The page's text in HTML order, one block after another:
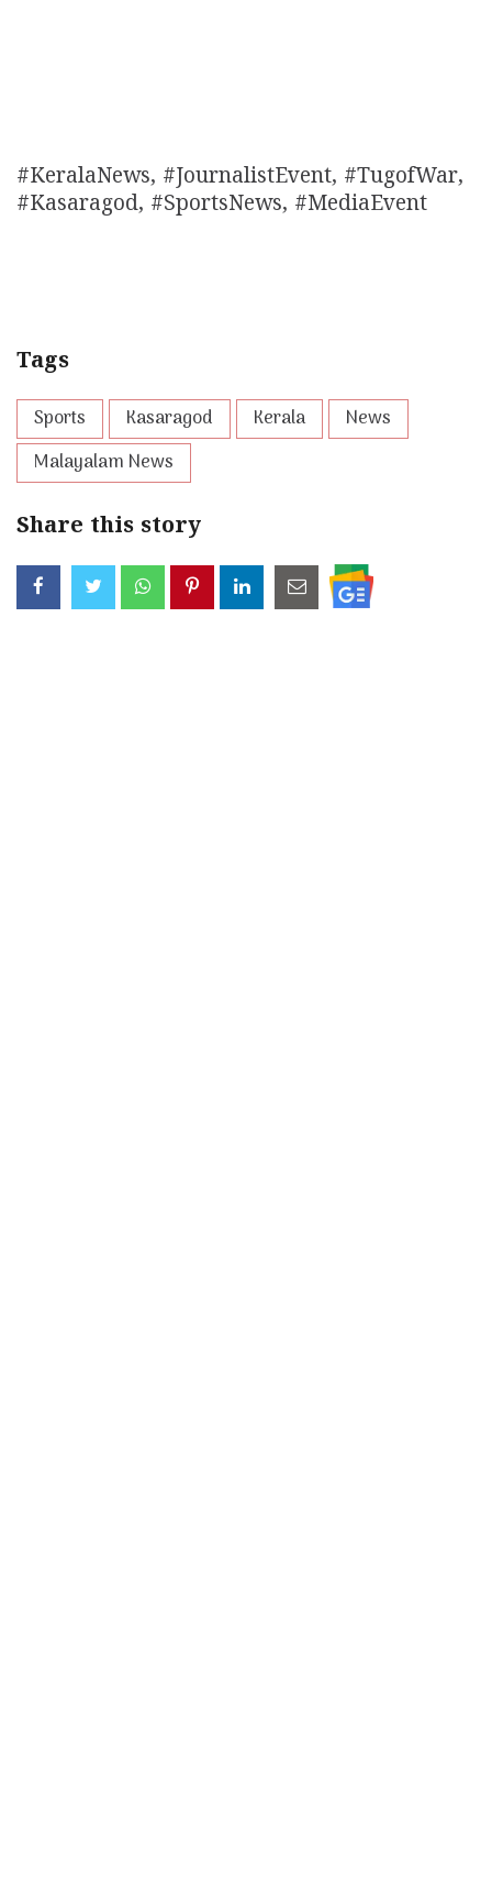
#KeralaNews, #JournalistEvent, #TugofWar,
#Kasaragod, #SportsNews, #MediaEvent
Tags
Sports Kasaragod Kerala
News
Malayalam News
Share this story